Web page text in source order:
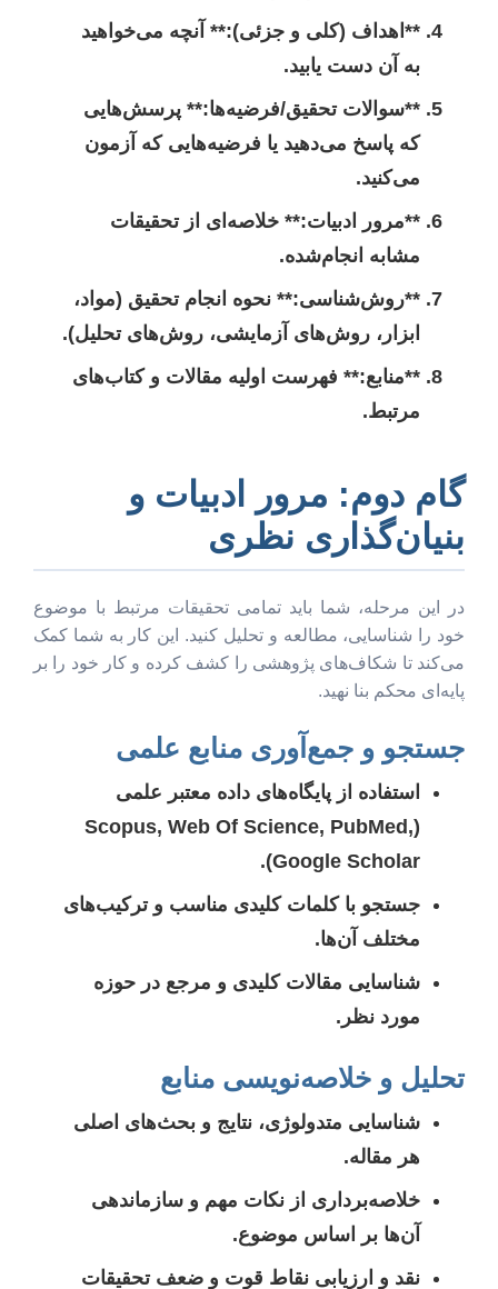
**اهداف (کلی و جزئی):** آنچه می‌خواهید
به آن دست یابید.
**سوالات تحقیق/فرضیه‌ها:** پرسش‌هایی
که پاسخ می‌دهید یا فرضیه‌هایی که آزمون
می‌کنید.
**مرور ادبیات:** خلاصه‌ای از تحقیقات
مشابه انجام‌شده.
**روش‌شناسی:** نحوه انجام تحقیق (مواد،
ابزار، روش‌های آزمایشی، روش‌های تحلیل).
**منابع:** فهرست اولیه مقالات و کتاب‌های
مرتبط.
گام دوم: مرور ادبیات و
بنیان‌گذاری نظری
در این مرحله، شما باید تمامی تحقیقات مرتبط با موضوع
خود را شناسایی، مطالعه و تحلیل کنید. این کار به شما کمک
می‌کند تا شکاف‌های پژوهشی را کشف کرده و کار خود را بر
پایه‌ای محکم بنا نهید.
جستجو و جمع‌آوری منابع علمی
استفاده از پایگاه‌های داده معتبر علمی
(Scopus, Web Of Science, PubMed,
Google Scholar).
جستجو با کلمات کلیدی مناسب و ترکیب‌های
مختلف آن‌ها.
شناسایی مقالات کلیدی و مرجع در حوزه
مورد نظر.
تحلیل و خلاصه‌نویسی منابع
شناسایی متدولوژی، نتایج و بحث‌های اصلی
هر مقاله.
خلاصه‌برداری از نکات مهم و سازماندهی
آن‌ها بر اساس موضوع.
نقد و ارزیابی نقاط قوت و ضعف تحقیقات